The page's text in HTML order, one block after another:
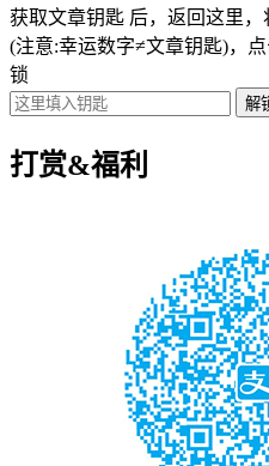
获取文章钥匙 后，返回这里，
(注意:幸运数字≠文章钥匙)，
锁
打赏&福利